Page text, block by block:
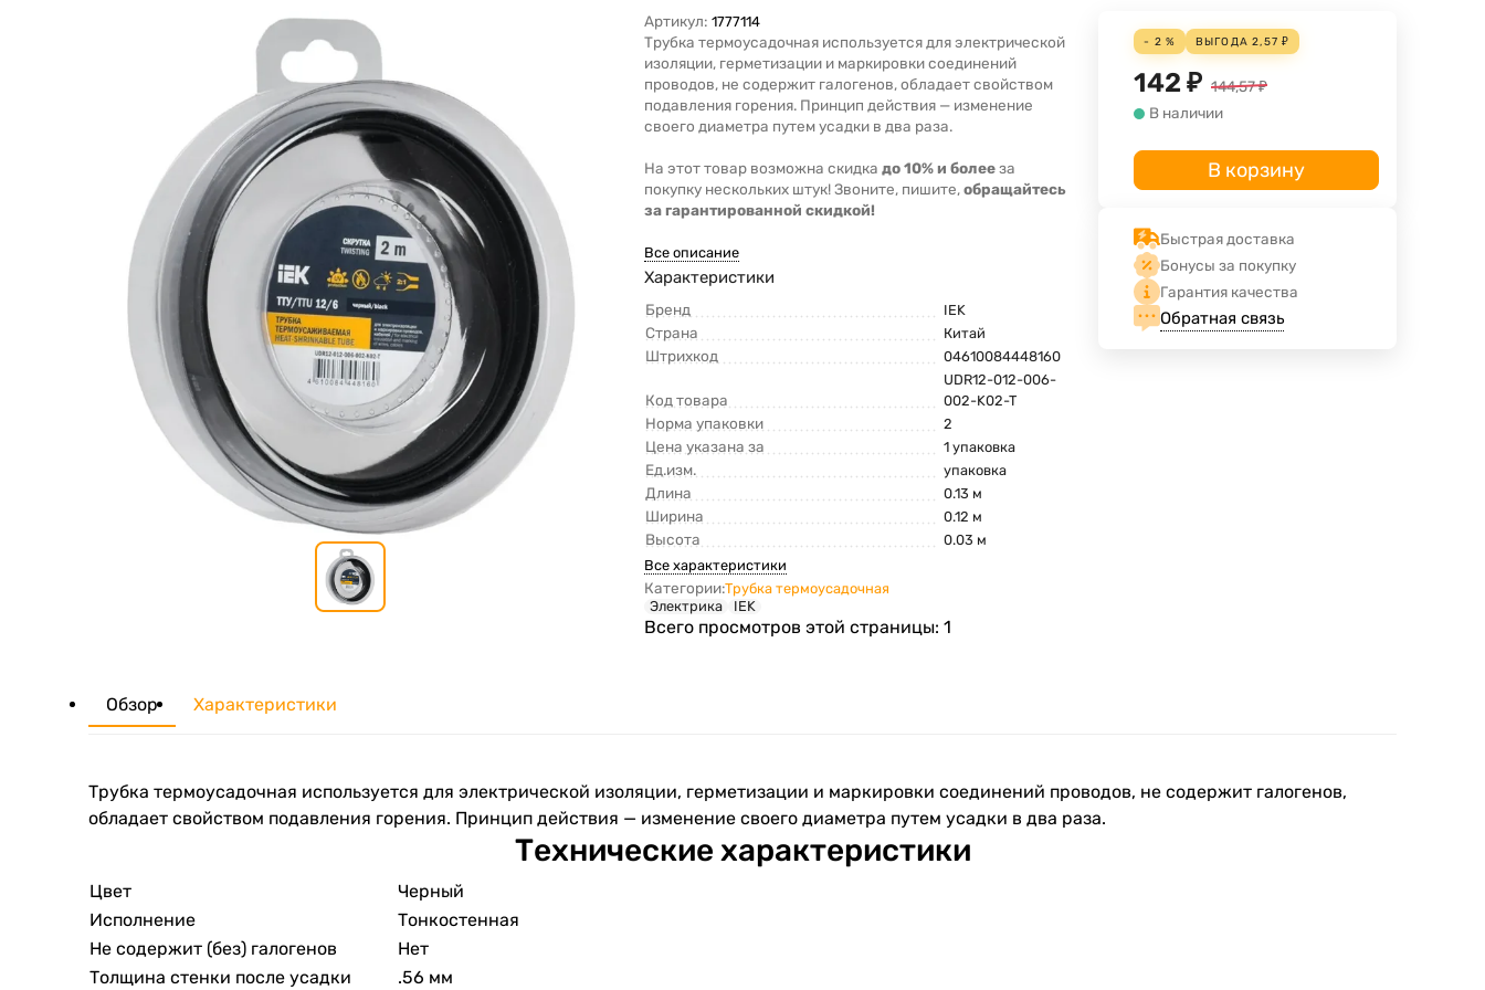
Артикул: 1777114
Трубка термоусадочная используется для электрической
изоляции, герметизации и маркировки соединений
проводов, не содержит галогенов, обладает свойством
подавления горения. Принцип действия — изменение
своего диаметра путем усадки в два раза.
На этот товар возможна скидкадо 10% и болееза
покупку нескольких штук! Звоните, пишите,обращайтесь
за гарантированной скидкой!
Все описание
Характеристики
Бренд IEK
Страна Китай
Штрихкод 04610084448160
Код товара
UDR12-012-006-
002-K02-T
Норма упаковки 2
Цена указана за 1 упаковка
Ед.изм. упаковка
Длина 0.13 м
Ширина 0.12 м
Высота
0.03 м
Все характеристики
Категории:Трубка термоусадочная
Электрика
IEK
Всего просмотров этой страницы:1
- 2 % ВЫГОДА2,57 ₽
142₽ 144,57₽
В наличии
В корзину
Быстрая доставка
Бонусы за покупку
Гарантия качества
Обратная связь
Обзор Характеристики
Трубка термоусадочная используется для электрической изоляции, герметизации и маркировки соединений проводов, не содержит галогенов,
обладает свойством подавления горения. Принцип действия — изменение своего диаметра путем усадки в два раза.
Технические характеристики
Цвет
Черный
Исполнение
Тонкостенная
Не содержит (без) галогенов
Нет
Толщина стенки после усадки
.56 мм